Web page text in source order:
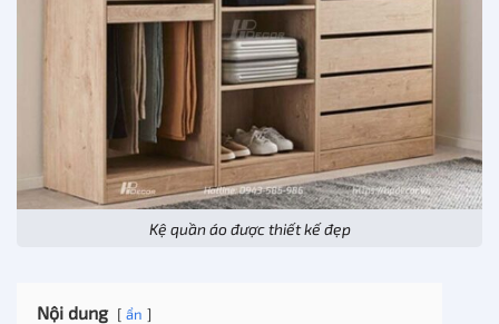
Kệ quần áo được thiết kế đẹp
Nội dung ẩn